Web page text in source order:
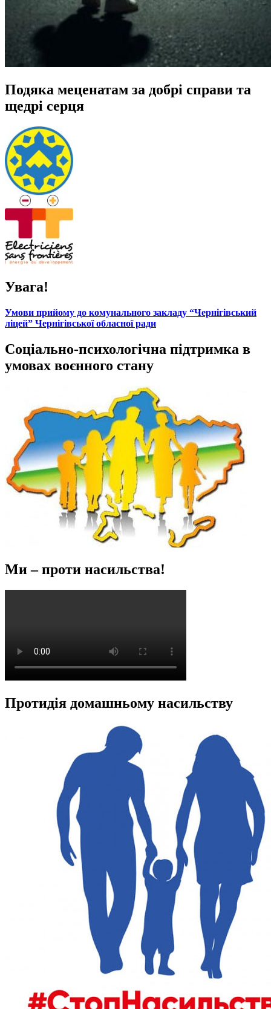
Подяка меценатам за добрі справи та
щедрі серця
Увага!
Умови прийому до комунального закладу “Чернігівський
ліцей” Чернігівської обласної ради
Соціально-психологічна підтримка в
умовах воєнного стану
Ми – проти насильства!
Протидія домашньому насильству